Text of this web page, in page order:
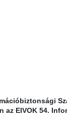
az EIVOK 54.